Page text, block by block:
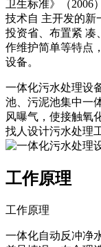
卫生标准》（2006
技术自 主开发的新
投资省、布置紧 凑
作维护简单等特点
设备。
一体化污水处理设
池、污泥池集中一
风曝气，使接触氧
找人设计污水处理
工作原理
工作原理
一体化自动反冲净